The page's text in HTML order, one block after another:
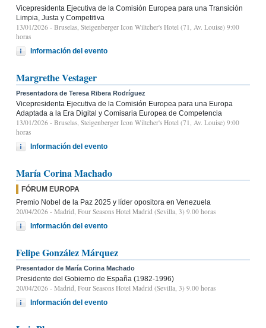
Vicepresidenta Ejecutiva de la Comisión Europea para una Transición
Limpia, Justa y Competitiva
13/01/2026 - Bruselas, Steigenberger Icon Wiltcher's Hotel (71, Av. Louise) 9:00
horas
Información del evento
Margrethe Vestager
Presentadora de Teresa Ribera Rodríguez
Vicepresidenta Ejecutiva de la Comisión Europea para una Europa
Adaptada a la Era Digital y Comisaria Europea de Competencia
13/01/2026 - Bruselas, Steigenberger Icon Wiltcher's Hotel (71, Av. Louise) 9:00
horas
Información del evento
María Corina Machado
FÓRUM EUROPA
Premio Nobel de la Paz 2025 y líder opositora en Venezuela
20/04/2026 - Madrid, Four Seasons Hotel Madrid (Sevilla, 3) 9.00 horas
Información del evento
Felipe González Márquez
Presentador de María Corina Machado
Presidente del Gobierno de España (1982-1996)
20/04/2026 - Madrid, Four Seasons Hotel Madrid (Sevilla, 3) 9.00 horas
Información del evento